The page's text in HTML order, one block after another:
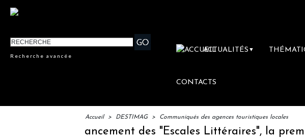
Recherche avancée
ACTUALITÉS ▼
CONTACTS
Accueil > DESTIMAG > Communiqués des agences touristiques locales
IFTM : lancement des "Escales Littéraires", la